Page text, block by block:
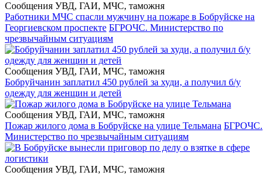
Сообщения УВД, ГАИ, МЧС, таможня
Работники МЧС спасли мужчину на пожаре в Бобруйске на
Георгиевском проспекте БГРОЧС. Министерство по
чрезвычайным ситуациям
Сообщения УВД, ГАИ, МЧС, таможня
Бобруйчанин заплатил 450 рублей за худи, а получил б/у
одежду для женщин и детей
Сообщения УВД, ГАИ, МЧС, таможня
Пожар жилого дома в Бобруйске на улице Тельмана БГРОЧС.
Министерство по чрезвычайным ситуациям
Сообщения УВД, ГАИ, МЧС, таможня